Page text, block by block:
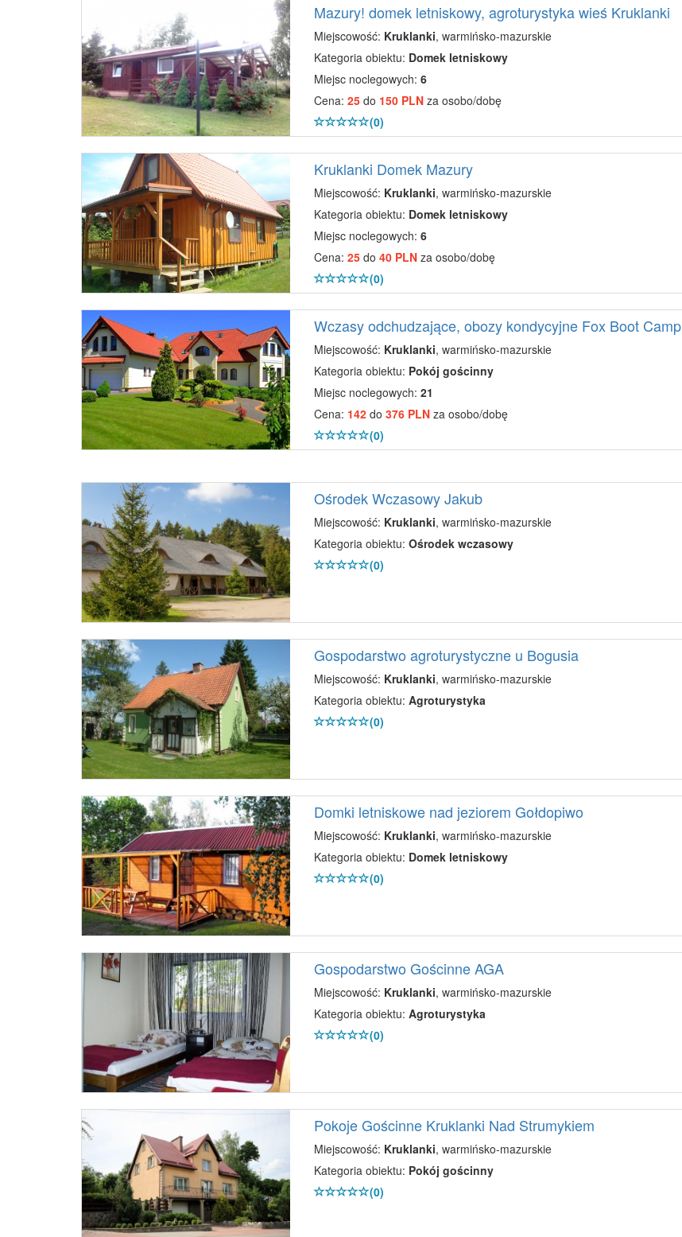
Mazury! domek letniskowy, agroturystyka wieś Kruklanki
Miejscowość: Kruklanki, warmińsko-mazurskie
Kategoria obiektu: Domek letniskowy
Miejsc noclegowych: 6
Cena: 25do 150 PLNza osobo/dobę
(0)
Kruklanki Domek Mazury
Miejscowość: Kruklanki, warmińsko-mazurskie
Kategoria obiektu: Domek letniskowy
Miejsc noclegowych: 6
Cena: 25do 40 PLNza osobo/dobę
(0)
Wczasy odchudzające, obozy kondycyjne Fox Boot Camp
Miejscowość: Kruklanki, warmińsko-mazurskie
Kategoria obiektu: Pokój gościnny
Miejsc noclegowych: 21
Cena: 142do 376 PLNza osobo/dobę
(0)
Ośrodek Wczasowy Jakub
Miejscowość: Kruklanki, warmińsko-mazurskie
Kategoria obiektu: Ośrodek wczasowy
(0)
Gospodarstwo agroturystyczne u Bogusia
Miejscowość: Kruklanki, warmińsko-mazurskie
Kategoria obiektu: Agroturystyka
(0)
Domki letniskowe nad jeziorem Gołdopiwo
Miejscowość: Kruklanki, warmińsko-mazurskie
Kategoria obiektu: Domek letniskowy
(0)
Gospodarstwo Gościnne AGA
Miejscowość: Kruklanki, warmińsko-mazurskie
Kategoria obiektu: Agroturystyka
(0)
Pokoje Gościnne Kruklanki Nad Strumykiem
Miejscowość: Kruklanki, warmińsko-mazurskie
Kategoria obiektu: Pokój gościnny
(0)